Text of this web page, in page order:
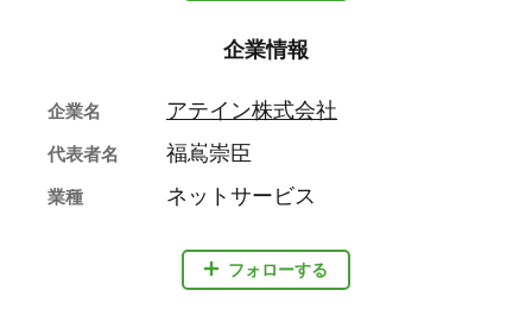
企業情報
フォローする
企業名 アテイン株式会社
代表者名 福嶌崇臣
業種 ネットサービス